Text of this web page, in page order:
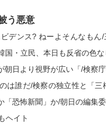
う悪意
デンス? ねーよそんなもん
国・立民、本日も反省の色
日より視野が広い「/検察
は誰だ/検察の独立性と「三
恐怖新聞」か/朝日の編集
ヘイト